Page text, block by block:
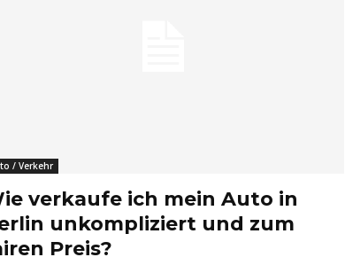
/ Verkehr
verkaufe ich mein Auto in
unkompliziert und zum
Preis?